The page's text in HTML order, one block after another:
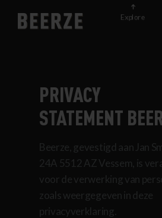
Explore
PRIVACY
STATEMENT
Beerze, gevestigd aan Jan
24A 5512 AZ Vessem, is
voor de verwerking van
zoals weergegeven in deze
privacyverklaring.